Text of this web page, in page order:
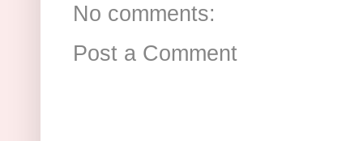
No comments:
Post a Comment